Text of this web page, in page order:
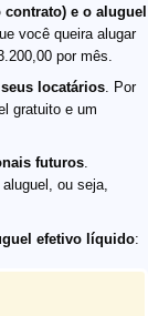
e o aluguel
você queira alugar
por mês.
locatários. Por
gratuito e um
futuros.
ou seja,
efetivo líquido: